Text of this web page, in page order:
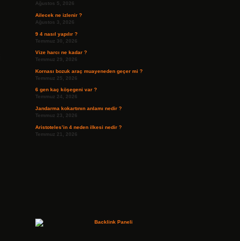
Ağustos 5, 2026
Ailecek ne izlenir ?
Ağustos 3, 2026
9 4 nasıl yapılır ?
Temmuz 30, 2026
Vize harcı ne kadar ?
Temmuz 29, 2026
Kornası bozuk araç muayeneden geçer mi ?
Temmuz 25, 2026
6 gen kaç köşegeni var ?
Temmuz 24, 2026
Jandarma kokartının anlamı nedir ?
Temmuz 23, 2026
Aristoteles’in 4 neden ilkesi nedir ?
Temmuz 21, 2026